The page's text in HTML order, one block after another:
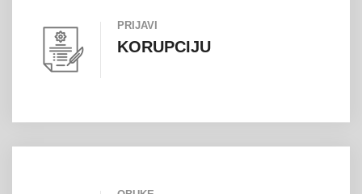
PRIJAVI
KORUPCIJU